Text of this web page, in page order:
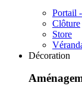
Portail
Clôture
Store
Décoration